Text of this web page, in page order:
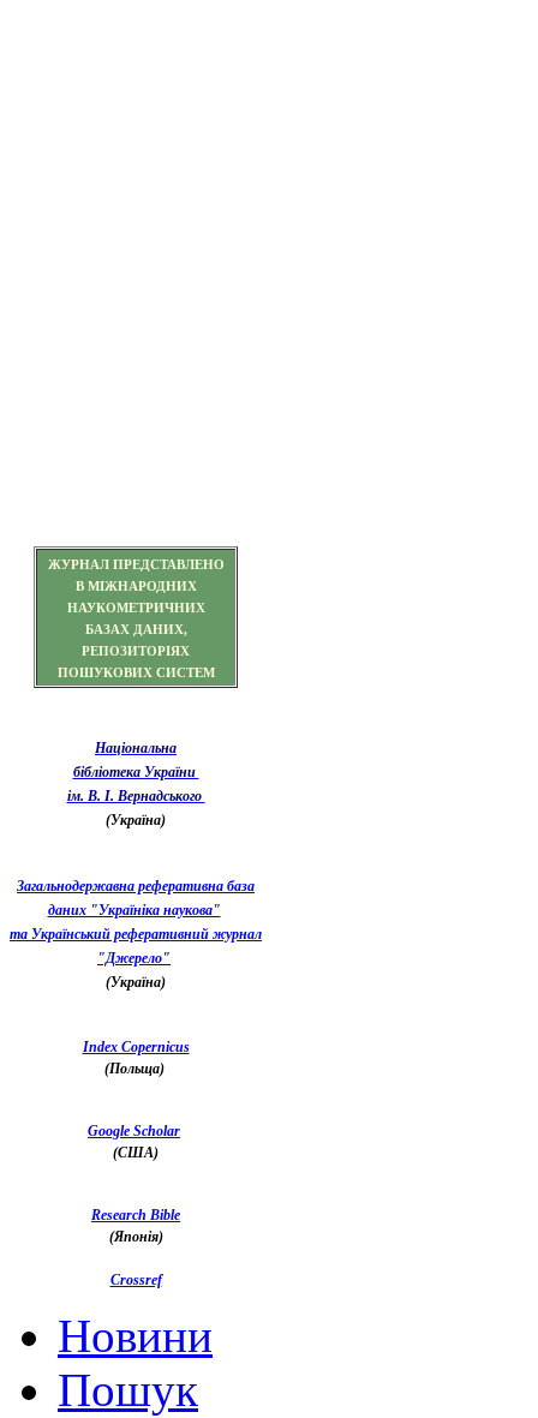
ЖУРНАЛ ПРЕДСТАВЛЕНО
В МІЖНАРОДНИХ
НАУКОМЕТРИЧНИХ
БАЗАХ ДАНИХ,
РЕПОЗИТОРІЯХ
ПОШУКОВИХ СИСТЕМ
Національна
бібліотека України
ім. В. І. Вернадського
(Україна)
Загальнодержавна реферативна база
даних "Україніка наукова"
та Український реферативний журнал
"Джерело"
(Україна)
Index Copernicus
(Польща)
Google Scholar
(США)
Research Bible
(Японія)
Crossref
Новини
Пошук